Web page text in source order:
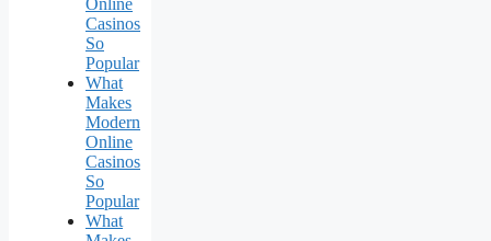
Online
Casinos
So
Popular
What
Makes
Modern
Online
Casinos
So
Popular
What